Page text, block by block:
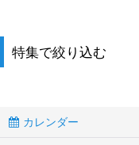
並び順:
特集で絞り込む
ペン型
カレンダー